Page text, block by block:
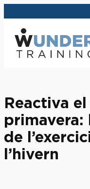
al
contingut
Reactiva
primavera:
de
l’hivern